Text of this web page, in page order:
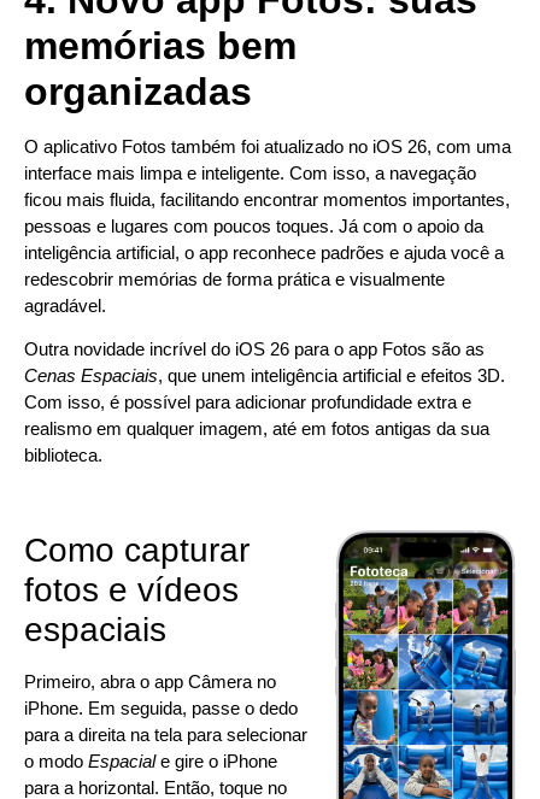
memórias bem
organizadas
O aplicativo Fotos também foi atualizado no iOS 26, com uma
interface mais limpa e inteligente. Com isso, a navegação
ficou mais fluida, facilitando encontrar momentos importantes,
pessoas e lugares com poucos toques. Já com o apoio da
inteligência artificial, o app reconhece padrões e ajuda você a
redescobrir memórias de forma prática e visualmente
agradável.
Outra novidade incrível do iOS 26 para o app Fotos são as
Cenas Espaciais, que unem inteligência artificial e efeitos 3D.
Com isso, é possível para adicionar profundidade extra e
realismo em qualquer imagem, até em fotos antigas da sua
biblioteca.
Como capturar
fotos e vídeos
espaciais
Primeiro, abra o app Câmera no
iPhone. Em seguida, passe o dedo
para a direita na tela para selecionar
o modo Espaciale gire o iPhone
para a horizontal. Então, toque no